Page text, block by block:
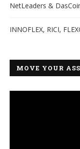
NetLeaders &
INNOFLEX, RICI,
MOVE YOUR ASS